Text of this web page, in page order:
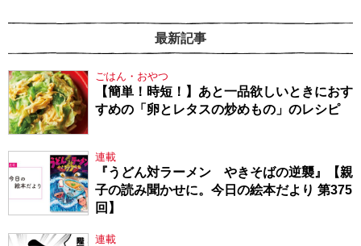
最新記事
ごはん・おやつ
【簡単！時短！】あと一品欲しいときにおす
すめの「卵とレタスの炒めもの」のレシピ
連載
『うどん対ラーメン やきそばの逆襲』【親
子の読み聞かせに。今日の絵本だより 第375
回】
連載